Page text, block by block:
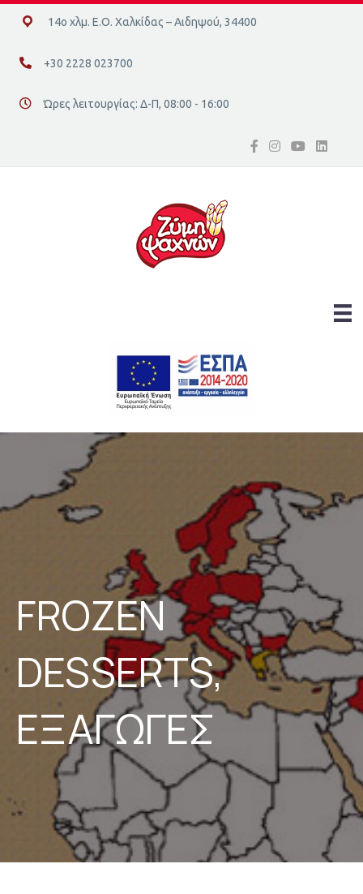
14ο χλμ. Ε.Ο. Χαλκίδας – Αιδηψού, 34400
14ο χλμ. Ε.Ο. Χαλκίδας – Αιδηψού, 34400
+30 2228 023700
+30 2228 023700
Διεύθυνση οδός 16, Ελλάδα
Ώρες λειτουργίας: Δ-Π, 08:00 - 16:00
FROZEN
DESSERTS,
ΕΞΑΓΩΓΕΣ